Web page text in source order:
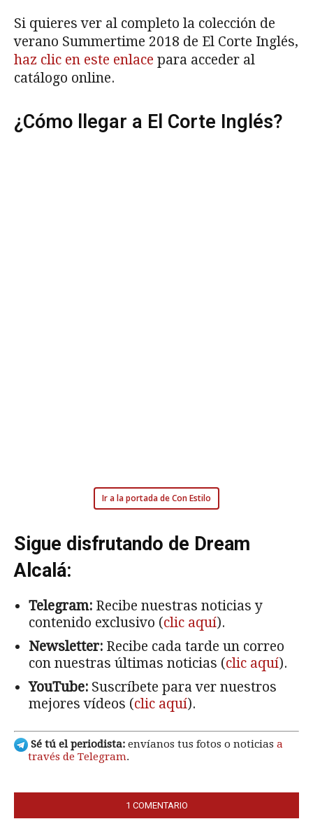
Si quieres ver al completo la colección de
verano Summertime 2018 de El Corte Inglés,
haz clic en este enlace para acceder al
catálogo online.
¿Cómo llegar a El Corte Inglés?
Ir a la portada de Con Estilo
Sigue disfrutando de Dream
Alcalá:
Telegram: Recibe nuestras noticias y
contenido exclusivo (clic aquí).
Newsletter: Recibe cada tarde un correo
con nuestras últimas noticias (clic aquí).
YouTube: Suscríbete para ver nuestros
mejores vídeos (clic aquí).
Sé tú el periodista: envíanos tus fotos o noticias a
través de Telegram.
1 COMENTARIO